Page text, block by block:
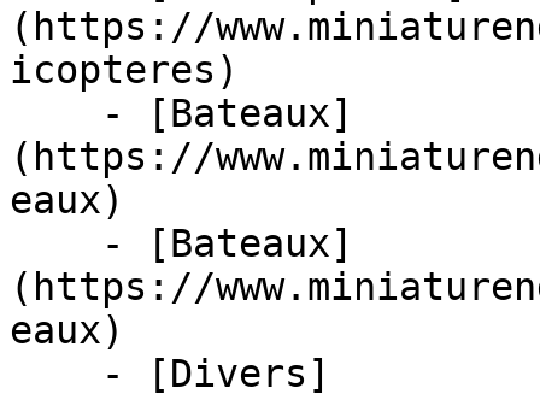
(https://
icopteres)
(https://
eaux)
(https://
eaux)